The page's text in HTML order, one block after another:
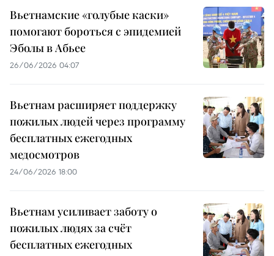
Вьетнамские «голубые каски»
помогают бороться с эпидемией
Эболы в Абьее
26/06/2026 04:07
Вьетнам расширяет поддержку
пожилых людей через программу
бесплатных ежегодных
медосмотров
24/06/2026 18:00
Вьетнам усиливает заботу о
пожилых людях за счёт
бесплатных ежегодных